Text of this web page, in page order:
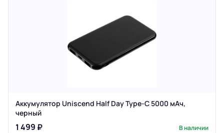
Аккумулятор Uniscend Half Day Type-C 5000 мАч,
черный
1 499 ₽ В наличии